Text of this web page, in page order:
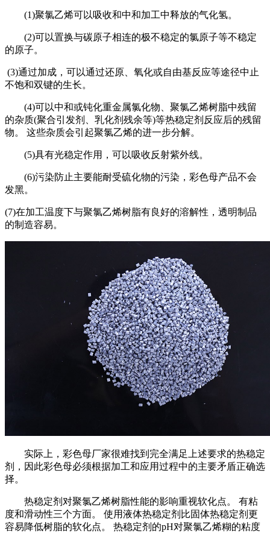
(1)聚氯乙烯可以吸收和中和加工中释放的气化氢。
(2)可以置换与碳原子相连的极不稳定的氯原子等不稳定
的原子。
(3)通过加成，可以通过还原、氧化或自由基反应等途径中止
不饱和双键的生长。
(4)可以中和或钝化重金属氯化物、聚氯乙烯树脂中残留
的杂质(聚合引发剂、乳化剂残余等)等热稳定剂反应后的残留
物。 这些杂质会引起聚氯乙烯的进一步分解。
(5)具有光稳定作用，可以吸收反射紫外线。
(6)污染防止主要能耐受硫化物的污染，彩色母产品不会
发黑。
(7)在加工温度下与聚氯乙烯树脂有良好的溶解性，透明制品
的制造容易。
实际上，彩色母厂家很难找到完全满足上述要求的热稳定
剂，因此彩色母必须根据加工和应用过程中的主要矛盾正确选
择。
热稳定剂对聚氯乙烯树脂性能的影响重视软化点。 有粘
度和滑动性三个方面。 使用液体热稳定剂比固体热稳定剂更
容易降低树脂的软化点。 热稳定剂的pH对聚氯乙烯糊的粘度